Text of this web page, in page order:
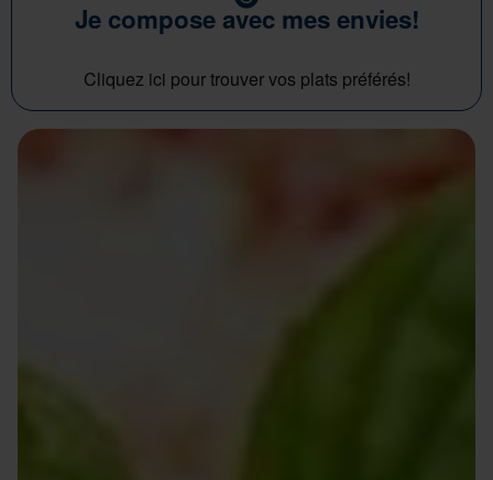
Je compose avec mes envies!
Cliquez ici pour trouver vos plats préférés!